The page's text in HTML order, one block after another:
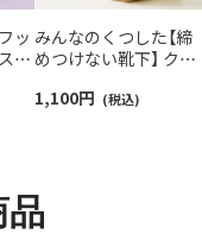
ッ みんなのくつした【締
めつけない靴下】 クル
【20-22cm】【22-24cm
1,100円 (税込)
品